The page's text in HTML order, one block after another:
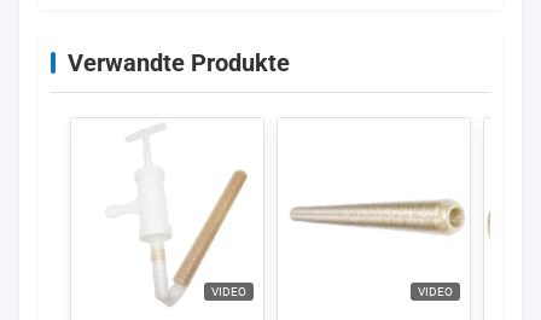
Verwandte Produkte
VIDEO VIDEO